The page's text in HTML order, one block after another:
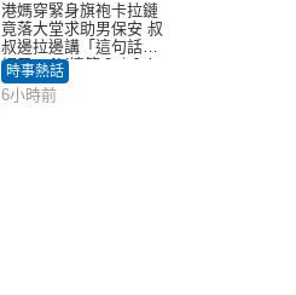
港媽穿緊身旗袍卡拉鏈
竟落大堂求助男保安 叔
叔邊拉邊講「這句話」
網民：AV情節？｜Juicy
叮
時事熱話
6小時前